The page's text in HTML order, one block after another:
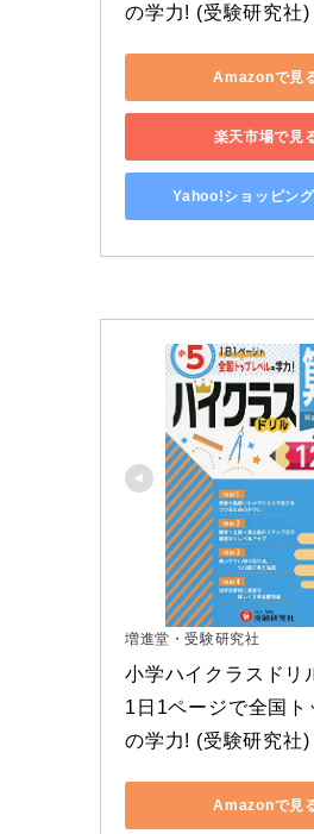
の学力! (受験研究社)
Amazonで見
楽天市場で見
Yahoo!ショッピン
増進堂・受験研究社
小学ハイクラスドリ
1日1ページで全国ト
の学力! (受験研究社)
Amazonで見